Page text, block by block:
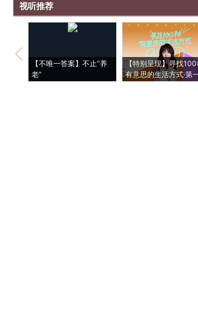
视听推荐
【不唯一答案】不止“养
老”
【特别呈现】寻找
有意思的生活方式·第